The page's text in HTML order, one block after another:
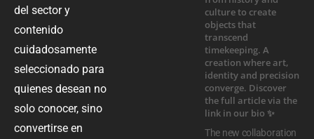
del sector y
contenido
cuidadosamente
seleccionado para
quienes desean no
solo conocer, sino
convertirse en
The new collaboration